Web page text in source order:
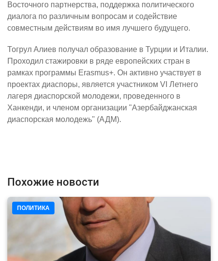
Восточного партнерства, поддержка политического
диалога по различным вопросам и содействие
совместным действиям во имя лучшего будущего.
Тогрул Алиев получал образование в Турции и Италии.
Проходил стажировки в ряде европейских стран в
рамках программы Erasmus+. Он активно участвует в
проектах диаспоры, является участником VI Летнего
лагеря диаспорской молодежи, проведенного в
Ханкенди, и членом организации "Азербайджанская
диаспорская молодежь" (АДМ).
Похожие новости
ПОЛИТИКА